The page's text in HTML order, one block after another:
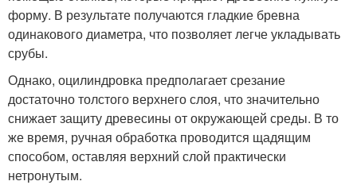
форму. В результате получаются гладкие бревна
одинакового диаметра, что позволяет легче укладывать
срубы.
Однако, оцилиндровка предполагает срезание
достаточно толстого верхнего слоя, что значительно
снижает защиту древесины от окружающей среды. В то
же время, ручная обработка проводится щадящим
способом, оставляя верхний слой практически
нетронутым.